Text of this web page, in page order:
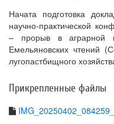
Начата подготовка
научно-практической
– прорыв в аграрной
Емельяновских чтений
лугопастбищного
Прикрепленные файлы